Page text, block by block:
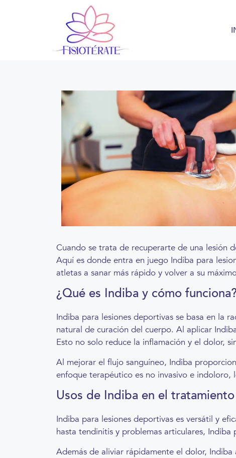
Cuando se trata de recuperarte de una lesión
Aquí es donde entra en juego Indiba para
atletas a sanar más rápido y volver a su
¿Qué es Indiba y cómo
Indiba para lesiones deportivas se basa en la
natural de curación del cuerpo. Al aplicar
Esto no solo reduce la inflamación y el dolor,
Al mejorar el flujo sanguíneo, Indiba
enfoque terapéutico es no invasivo e indoloro,
Usos de Indiba en el
Indiba para lesiones deportivas es versátil y
hasta tendinitis y problemas articulares,
Además de aliviar rápidamente el dolor,